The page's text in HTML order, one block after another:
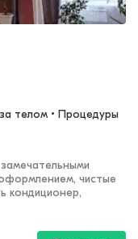
телом • Процедуры
чистые
кондиционер,